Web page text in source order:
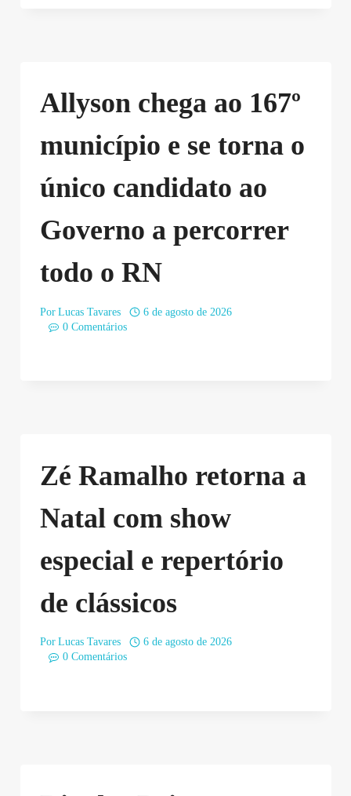
Allyson chega ao 167º
município e se torna o
único candidato ao
Governo a percorrer
todo o RN
Por Lucas Tavares
6 de agosto de 2026
0 Comentários
Zé Ramalho retorna a
Natal com show
especial e repertório
de clássicos
Por Lucas Tavares
6 de agosto de 2026
0 Comentários